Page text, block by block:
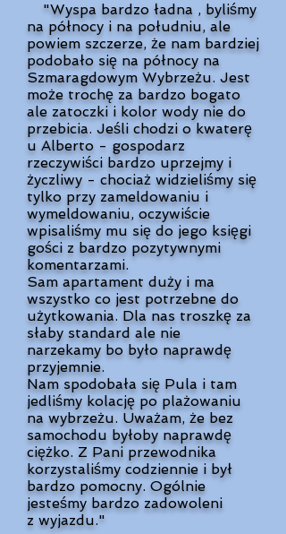
"Wyspa bardzo ładna , byliśmy
na północy i na południu, ale
powiem szczerze, że nam bardziej
podobało się na północy na
Szmaragdowym Wybrzeżu. Jest
może trochę za bardzo bogato
ale zatoczki i kolor wody nie do
przebicia. Jeśli chodzi o kwaterę
u Alberto - gospodarz
rzeczywiści bardzo uprzejmy i
życzliwy - chociaż widzieliśmy się
tylko przy zameldowaniu i
wymeldowaniu, oczywiście
wpisaliśmy mu się do jego księgi
gości z bardzo pozytywnymi
komentarzami.
Sam apartament duży i ma
wszystko co jest potrzebne do
użytkowania. Dla nas troszkę za
słaby standard ale nie
narzekamy bo było naprawdę
przyjemnie.
Nam spodobała się Pula i tam
jedliśmy kolację po plażowaniu
na wybrzeżu. Uważam, że bez
samochodu byłoby naprawdę
ciężko. Z Pani przewodnika
korzystaliśmy codziennie i był
bardzo pomocny. Ogólnie
jesteśmy bardzo zadowoleni
z wyjazdu."